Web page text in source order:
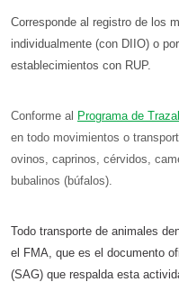
Corresponde al registro de los
individualmente (con DIIO) o
establecimientos con RUP.
Conforme al Programa de
en todo movimientos o
ovinos, caprinos, cérvidos,
bubalinos (búfalos).
Todo transporte de animales
el FMA, que es el documento
(SAG) que respalda esta